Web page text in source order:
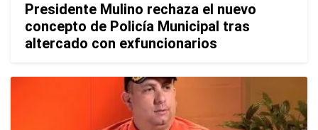
Presidente Mulino rechaza el nuevo
concepto de Policía Municipal tras
altercado con exfuncionarios